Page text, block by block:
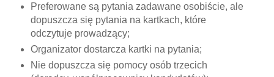
Preferowane są pytania zadawane osobiście, ale
dopuszcza się pytania na kartkach, które
odczytuje prowadzący;
Organizator dostarcza kartki na pytania;
Nie dopuszcza się pomocy osób trzecich